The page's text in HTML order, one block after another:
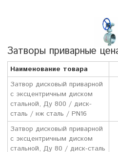
Затворы приварные
Наименование товара
Затвор дисковый приварной
с эксцентричным диском
стальной, Ду 800 / диск-
сталь / нж сталь / PN16
Затвор дисковый приварной
с эксцентричным диском
стальной, Ду 80 / диск-сталь